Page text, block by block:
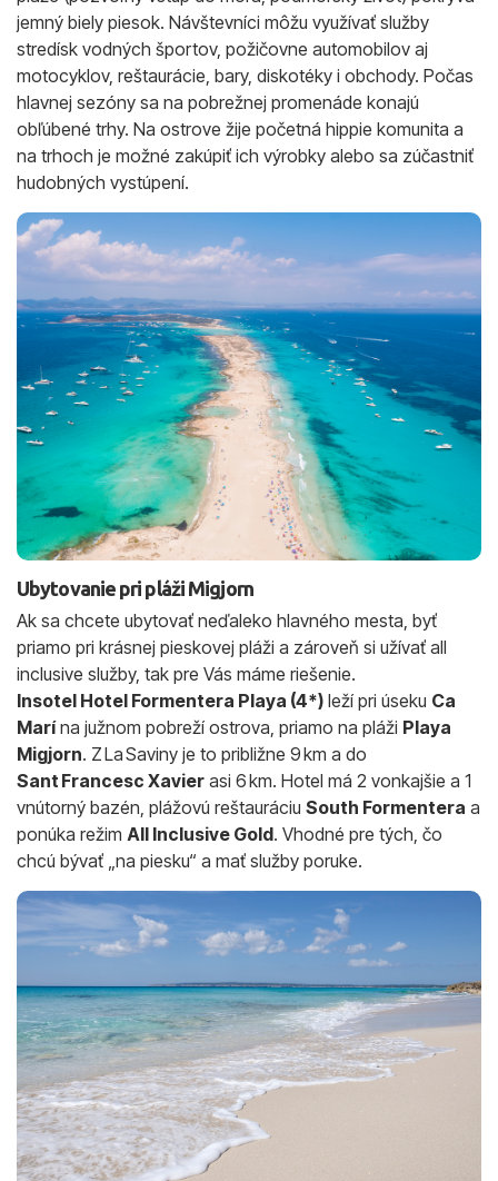
jemný biely piesok. Návštevníci môžu využívať služby
stredísk vodných športov, požičovne automobilov aj
motocyklov, reštaurácie, bary, diskotéky i obchody. Počas
hlavnej sezóny sa na pobrežnej promenáde konajú
obľúbené trhy. Na ostrove žije početná hippie komunita a
na trhoch je možné zakúpiť ich výrobky alebo sa zúčastniť
hudobných vystúpení.
Ubytovanie pri pláži Migjorn
Ak sa chcete ubytovať neďaleko hlavného mesta, byť
priamo pri krásnej pieskovej pláži a zároveň si užívať all
inclusive služby, tak pre Vás máme riešenie.
Insotel Hotel Formentera Playa (4*) leží pri úseku Ca
Marína južnom pobreží ostrova, priamo na pláži Playa
Migjorn. Z La Saviny je to približne 9 km a do
Sant Francesc Xavier asi 6 km. Hotel má 2 vonkajšie a 1
vnútorný bazén, plážovú reštauráciu South Formentera a
ponúka režim All Inclusive Gold. Vhodné pre tých, čo
chcú bývať „na piesku“ a mať služby poruke.